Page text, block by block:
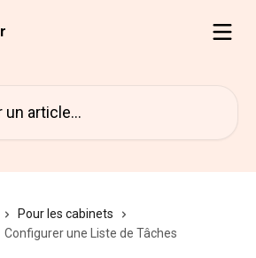
Pour les cabinets
Configurer une Liste de Tâches